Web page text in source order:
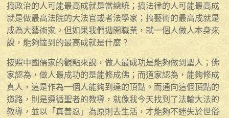
搞政治的人可能最高成就是當總統；搞法律的人可能最高成
就是做最高法院的大法官或者法學家；搞藝術的最高成就是
成為大藝術家。但如果我們拋開職業，就一個人做人本身來
說，能夠達到的最高成就是什麼？
按照中國儒家的觀點來說，做人最成功是能夠做到聖人；佛
家認為，做人最成功的是能修成佛；而道家認為，能夠修成
真人，這是作為一個人能夠到達的頂點。而通向這個頂點的
道路，則是遵循聖者的教導，就像我今天找到了法輪大法的
教導，並以「真善忍」為原則去生活，才能夠不迷失於世俗